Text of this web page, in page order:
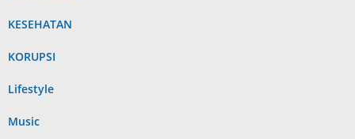
KESEHATAN
KORUPSI
Lifestyle
Music